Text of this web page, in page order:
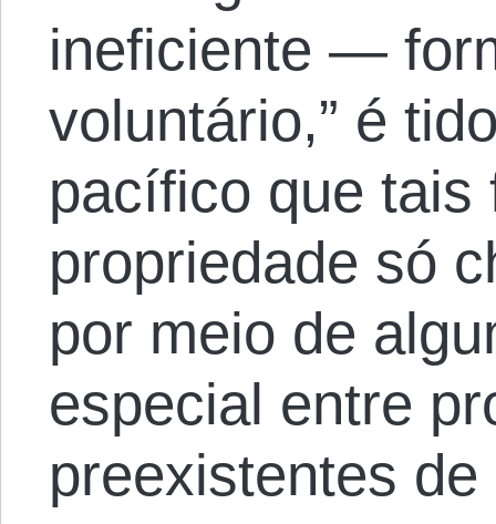
ineficiente —
voluntário,” é
pacífico que tais
propriedade só
por meio de
especial entre
preexistentes